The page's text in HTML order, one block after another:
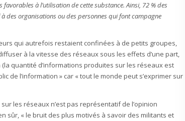
à l’utilisation de cette substance. Ainsi, 72 % des
des organisations ou des personnes qui font campagne
qui autrefois restaient confinées à de petits groupes,
à la vitesse des réseaux sous les effets d’une part,
quantité d’informations produites sur les réseaux est
de l’information » car « tout le monde peut s’exprimer sur
les réseaux n’est pas représentatif de l’opinion
sûr, « le bruit des plus motivés à savoir des militants et